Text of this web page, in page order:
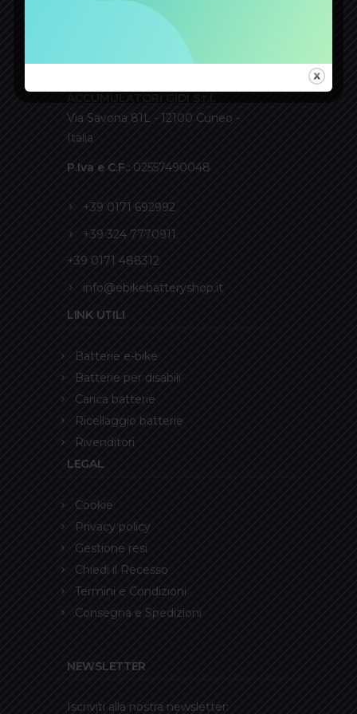
Via Savona 81L - 12100 Cuneo -
Italia
P.Iva e C.F.: 02557490048
+39 0171 692992
+39 324 7770911
+39 0171 488312
info@ebikebatteryshop.it
LINK UTILI
Batterie e-bike
Batterie per disabili
Carica batterie
Ricellaggio batterie
Rivenditori
LEGAL
Cookie
Privacy policy
Gestione resi
Chiedi il Recesso
Termini e Condizioni
Consegna e Spedizioni
NEWSLETTER
Iscriviti alla nostra newsletter: